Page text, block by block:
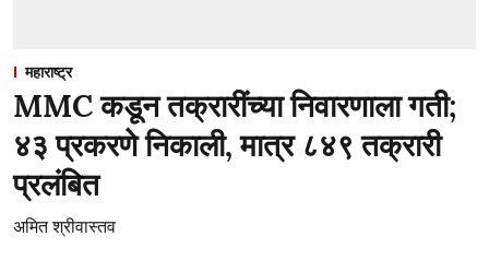
महाराष्ट्र
MMC कडून तक्रारींच्या निवारणाला गती;
४३ प्रकरणे निकाली, मात्र ८४९ तक्रारी
प्रलंबित
अमित श्रीवास्तव